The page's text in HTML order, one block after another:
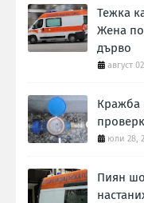
Тежка
Жена
дърво
август
Кражба
юли 28,
Пиян